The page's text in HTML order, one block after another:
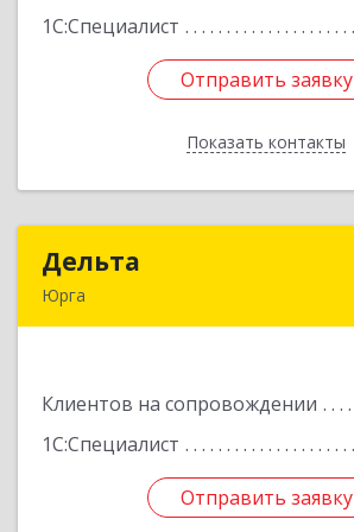
1С:Специалист
Отправить заявку
Показать контакты
Отправить заявку
Назад
Дельта
Юрга
Клиентов на сопровождении
1С:Специалист
Отправить заявку
Отправить заявку